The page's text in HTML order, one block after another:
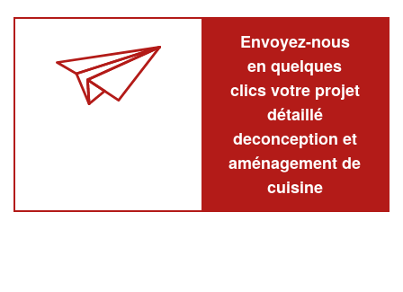
Envoyez-nous
en quelques
clics votre projet
détaillé
deconception et
aménagement de
cuisine